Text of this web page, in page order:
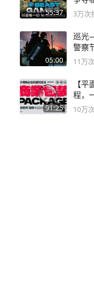
55:37 3万次
05:00
巡光
警察
音小
11万
91:25
【
程，
流程
10万